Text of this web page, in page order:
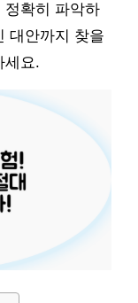
정확히 파악하
대안까지 찾을
세요.